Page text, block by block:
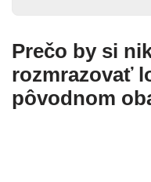
Prečo by si
rozmrazovať
pôvodnom